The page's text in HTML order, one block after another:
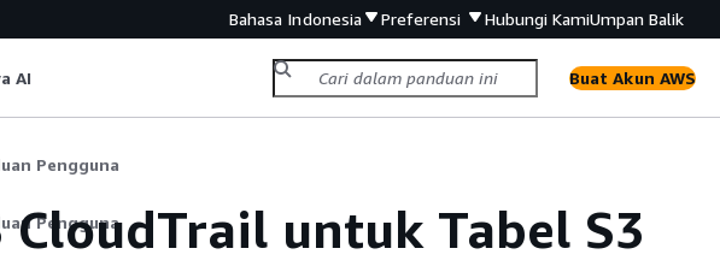
Bahasa Indonesia Preferensi Hubungi KamiUmpan Balik
AI Buat Akun AWS
Pengguna
Pengguna
CloudTrail untuk Tabel S3